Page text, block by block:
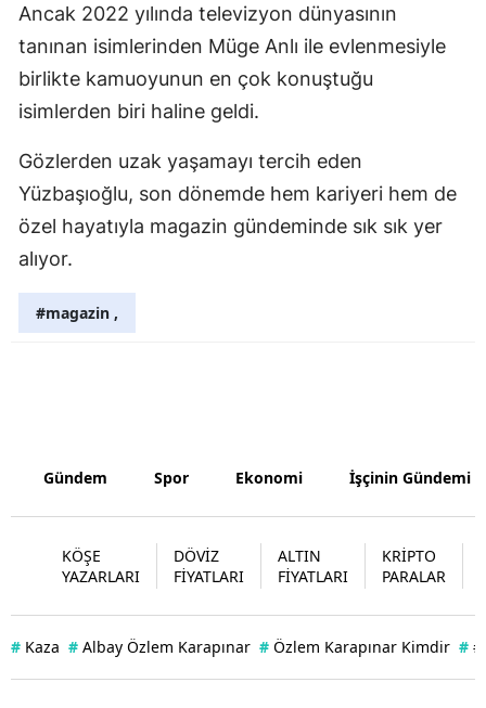
Trabzon
Van
Kırıkkale
Şırnak
Bartın
Ancak 2022 yılında televizyon dünyasının
tanınan isimlerinden Müge Anlı ile evlenmesiyle
birlikte kamuoyunun en çok konuştuğu
isimlerden biri haline geldi.
Gözlerden uzak yaşamayı tercih eden
Yüzbaşıoğlu, son dönemde hem kariyeri hem de
özel hayatıyla magazin gündeminde sık sık yer
alıyor.
#magazin ,
Gündem Spor Ekonomi İşçinin Gündemi
KÖŞE
YAZARLARI
DÖVİZ
FİYATLARI
ALTIN
FİYATLARI
KRİPTO
PARALAR
# Kaza # Albay Özlem Karapınar # Özlem Karapınar Kimdir #